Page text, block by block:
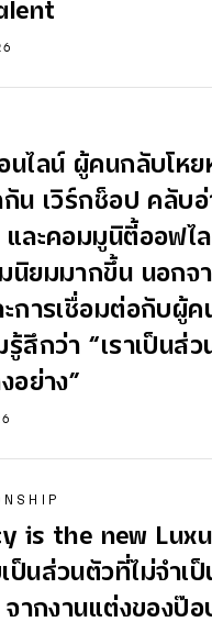
นไลน์ ผู้คนกลับโหย
กัน เวิร์กช็อป คลับอ่
และคอมมูนิตี้ออฟไล
นิยมมากขึ้น นอกจ
ะการเชื่อมต่อกับผู้ค
รู้สึกว่า “เราเป็นส่
อย่าง”
is the new
ป็นส่วนตัวที่ไม่จำเ
จากงานแต่งของป๊